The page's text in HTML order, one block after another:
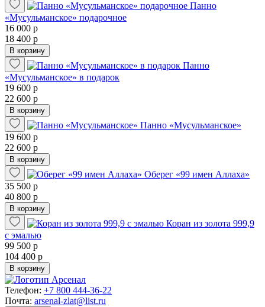
Панно
«Мусульманское» подарочное
16 000 р
18 400 р
В корзину
Панно
«Мусульманское» в подарок
19 600 р
22 600 р
В корзину
Панно «Мусульманское»
19 600 р
22 600 р
В корзину
Оберег «99 имен Аллаха»
35 500 р
40 800 р
В корзину
Коран из золота 999,9
с эмалью
99 500 р
104 400 р
В корзину
Телефон: +7 800 444-36-22
Почта: arsenal-zlat@list.ru